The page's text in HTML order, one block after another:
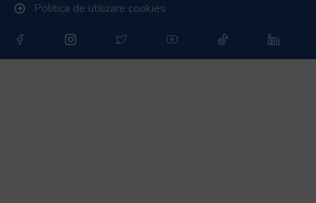
Politica de utilizare cookies